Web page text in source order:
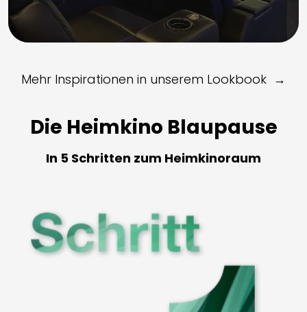
Mehr Inspirationen in unserem Lookbook
Die Heimkino Blaupause
In 5 Schritten zum Heimkinoraum